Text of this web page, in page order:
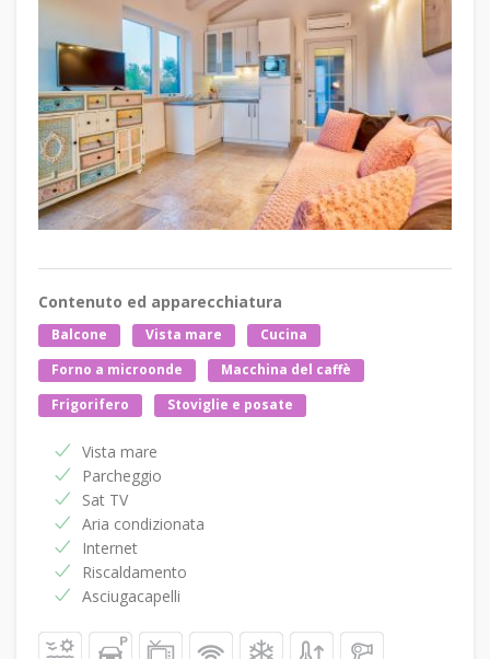
Contenuto ed apparecchiatura
Balcone Vista mare
Cucina
Forno a microonde
Macchina del caffè
Frigorifero
Stoviglie e posate
Vista mare
Parcheggio
Sat TV
Aria condizionata
Internet
Riscaldamento
Asciugacapelli